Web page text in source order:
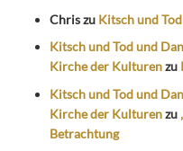
Chriszu Kitsch und
Kitsch und Tod und
Kirche der Kulturenzu
Kitsch und Tod und
Kirche der Kulturenzu
Betrachtung